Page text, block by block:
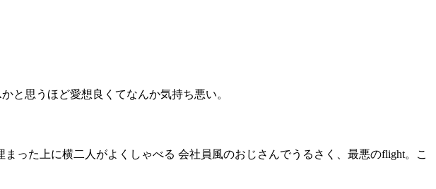
と思うほど愛想良くてなんか気持ち悪い。
った上に横二人がよくしゃべる 会社員風のおじさんでうるさく、最悪のflight。こ